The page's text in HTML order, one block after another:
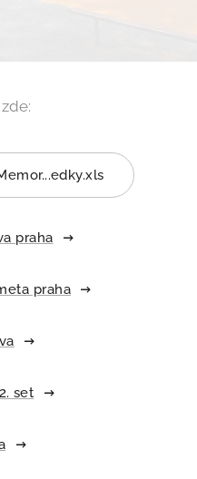
praha
praha
set